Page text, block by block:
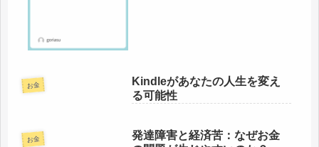
お金
Kindleがあなたの人生を変え
る可能性
お金
発達障害と経済苦：なぜお金